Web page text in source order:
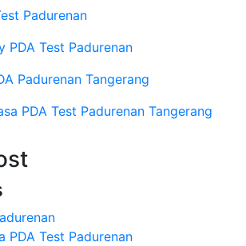
Padurenan
PDA Test Padurenan
Padurenan Tangerang
PDA Test Padurenan Tangerang
PDA Test Padurenan